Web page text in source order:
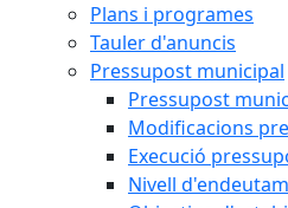
Plans i programes
Tauler d'anuncis
Pressupost municipal
Pressupost
Modificacions
Execució
Nivell